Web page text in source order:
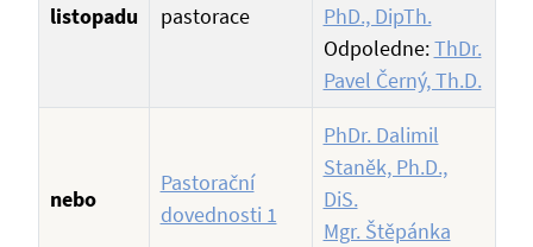
listopadu
pastorace
PhD., DipTh.
Odpoledne:ThDr.
Pavel Černý, Th.D.
nebo
Pastorační
dovednosti 1
PhDr. Dalimil
Staněk, Ph.D.,
DiS.
Mgr. Štěpánka